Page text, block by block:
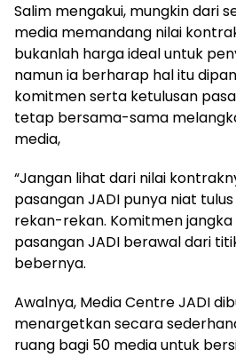
Salim mengakui, mungkin dari
media memandang nilai
bukanlah harga ideal untuk
namun ia berharap hal itu
komitmen serta ketulusan
tetap bersama-sama
media,
“Jangan lihat dari nilai
pasangan JADI punya niat
rekan-rekan. Komitmen
pasangan JADI berawal dari
bebernya.
Awalnya, Media Centre JADI
menargetkan secara
ruang bagi 50 media untuk